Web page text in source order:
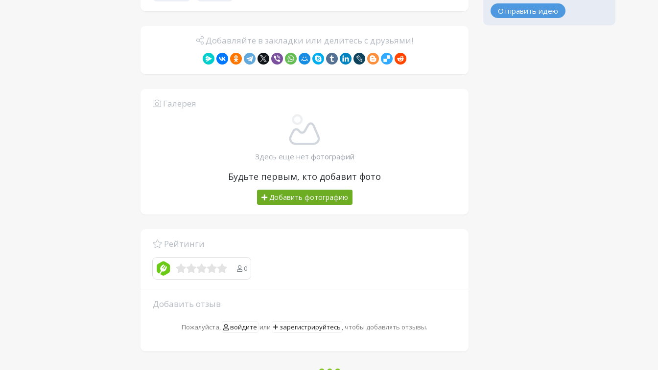
Добавляйте в закладки или делитесь с друзьями!
Галерея
Здесь еще нет фотографий
Будьте первым, кто добавит фото
Добавить фотографию
Рейтинги
0
Добавить отзыв
Пожалуйста, войдите или зарегистрируйтесь , чтобы добавлять отзывы.
Отправить идею